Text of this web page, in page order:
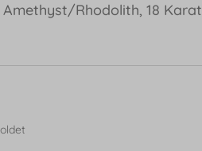
Amethyst/Rhodolith, 18 Karat